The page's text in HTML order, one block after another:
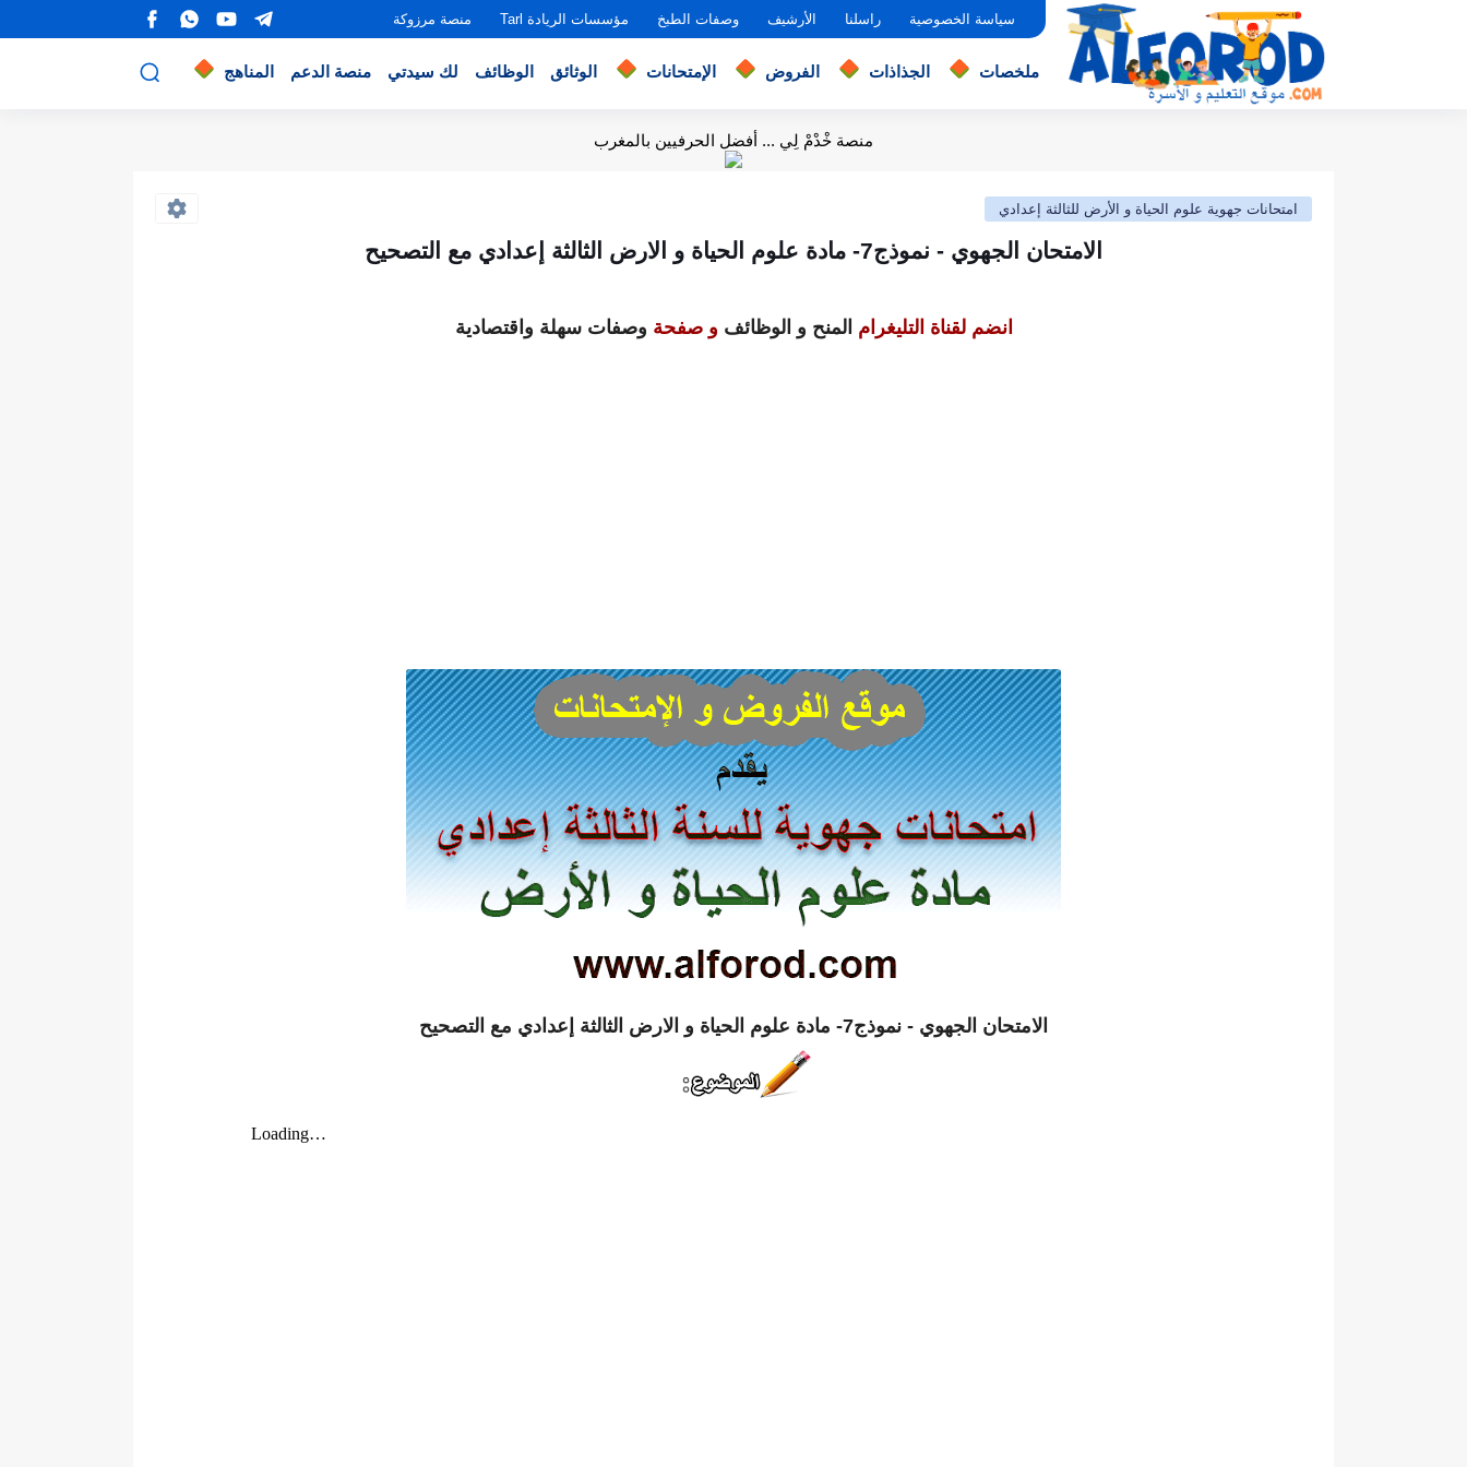
سياسة الخصوصية راسلنا الأرشيف وصفات الطبخ مؤسسات الريادة Tarl منصة مرزوكة
ملخصات الجذاذات الفروض الإمتحانات الوثائق الوظائف لك سيدتي منصة الدعم المناهج
منصة خْدْمْ لِي ... أفضل الحرفيين بالمغرب
امتحانات جهوية علوم الحياة و الأرض للثالثة إعدادي
الامتحان الجهوي - نموذج7- مادة علوم الحياة و الارض الثالثة إعدادي مع التصحيح
انضم لقناة التليغرام المنح و الوظائف و صفحة وصفات سهلة واقتصادية
الامتحان الجهوي - نموذج7- مادة علوم الحياة و الارض الثالثة إعدادي مع التصحيح